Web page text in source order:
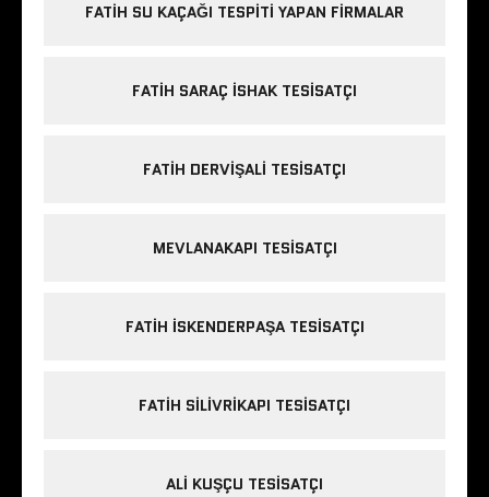
FATIH SU KAÇAĞI TESPITI YAPAN FIRMALAR
FATIH SARAÇ ISHAK TESISATÇI
FATIH DERVIŞALI TESISATÇI
MEVLANAKAPI TESISATÇI
FATIH ISKENDERPAŞA TESISATÇI
FATIH SILIVRIKAPI TESISATÇI
ALI KUŞÇU TESISATÇI